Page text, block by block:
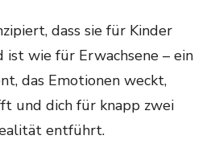
dass sie für Kinder
ist wie für Erwachsene – ein
das Emotionen weckt,
und dich für knapp zwei
entführt.